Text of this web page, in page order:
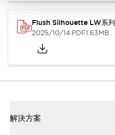
Flush Silhouette LW系列
2025/10/14.PDF1.63MB
解決方案